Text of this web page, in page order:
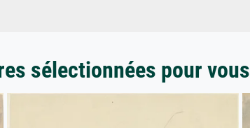
sélectionnées pour vous